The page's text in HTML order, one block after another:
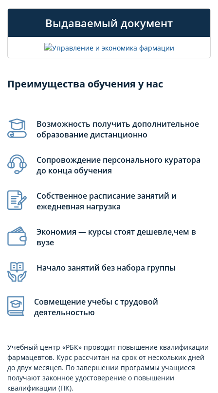
Выдаваемый документ
Преимущества обучения у нас
Возможность получить дополнительное
образование дистанционно
Сопровождение персонального куратора
до конца обучения
Собственное расписание занятий и
ежедневная нагрузка
Экономия — курсы стоят дешевле,чем в
вузе
Начало занятий без набора группы
Совмещение учебы с трудовой
деятельностью
Учебный центр «РБК» проводит повышение квалификации
фармацевтов. Курс рассчитан на срок от нескольких дней
до двух месяцев. По завершении программы учащиеся
получают законное удостоверение о повышении
квалификации (ПК).